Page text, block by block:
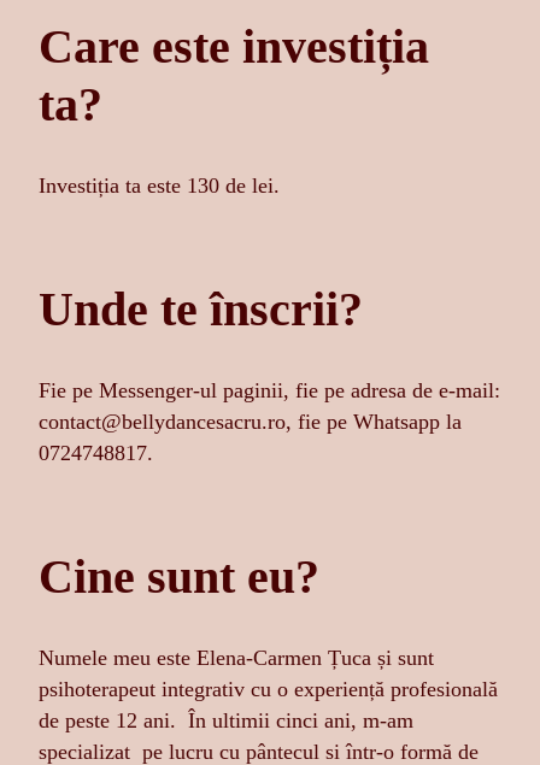
Care este investiția
ta?
Investiția ta este 130 de lei.
Unde te înscrii?
Fie pe Messenger-ul paginii, fie pe adresa de e-mail:
contact@bellydancesacru.ro, fie pe Whatsapp la
0724748817.
Cine sunt eu?
Numele meu este Elena-Carmen Țuca și sunt
psihoterapeut integrativ cu o experiență profesională
de peste 12 ani. În ultimii cinci ani, m-am
specializat pe lucru cu pântecul si într-o formă de